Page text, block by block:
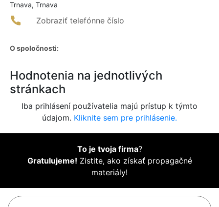
Trnava, Trnava
Zobraziť telefónne číslo
O spoločnosti:
Hodnotenia na jednotlivých
stránkach
Iba prihlásení používatelia majú prístup k týmto
údajom. Kliknite sem pre prihlásenie.
To je tvoja firma?
Gratulujeme! Zistite, ako získať propagačné
materiály!